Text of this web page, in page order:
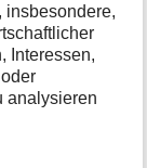
insbesondere,
Interessen,
analysieren